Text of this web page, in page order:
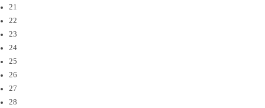
21
22
23
24
25
26
27
28